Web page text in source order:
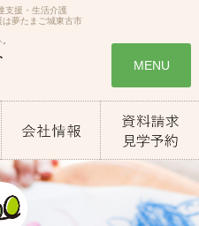
支援・生活介護
夢たまご城東古市
MENU